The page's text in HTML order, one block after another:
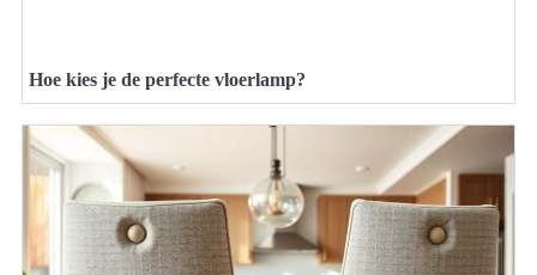
Hoe kies je de perfecte vloerlamp?